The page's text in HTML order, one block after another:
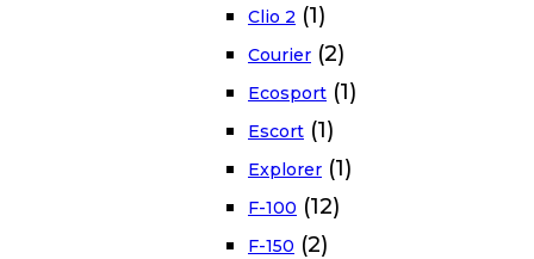
Clio 2 (1)
Courier (2)
Ecosport (1)
Escort (1)
Explorer (1)
F-100 (12)
F-150 (2)